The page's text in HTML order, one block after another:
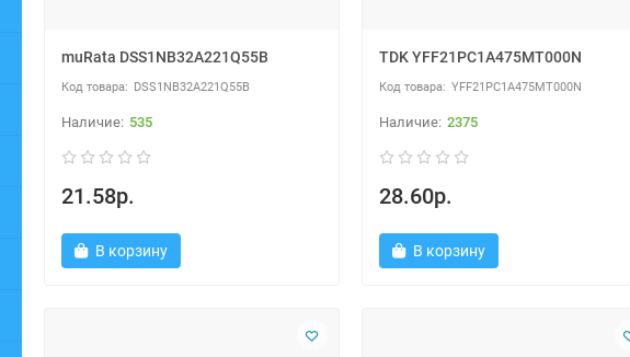
muRata DSS1NB32A221Q55B
DSS1NB32A221Q55B
535
21.58р.
В корзину
TDK YFF21PC1A475MT000N
YFF21PC1A475MT000N
2375
28.60р.
В корзину